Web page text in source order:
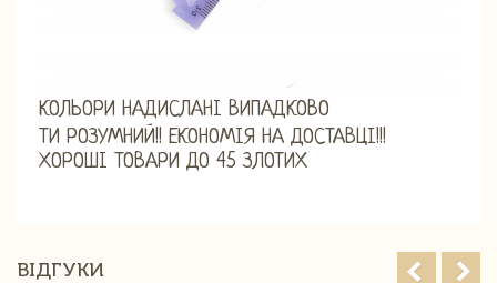
КОЛЬОРИ НАДИСЛАНІ ВИПАДКОВО
ТИ РОЗУМНИЙ!! ЕКОНОМІЯ НА ДОСТАВЦІ!!!
ХОРОШІ ТОВАРИ ДО 45 ЗЛОТИХ
ВІДГУКИ